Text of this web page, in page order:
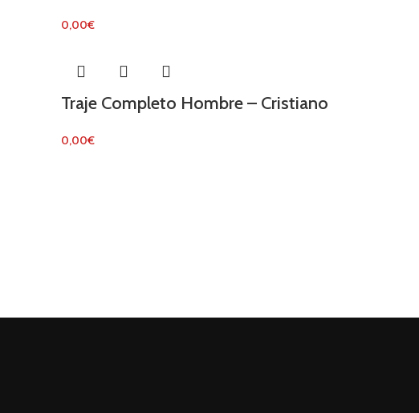
0,00€
Traje Completo Hombre – Cristiano
0,00€